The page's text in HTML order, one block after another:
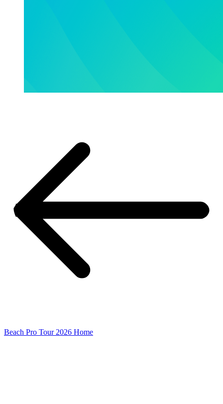
Beach Pro Tour 2026 Home